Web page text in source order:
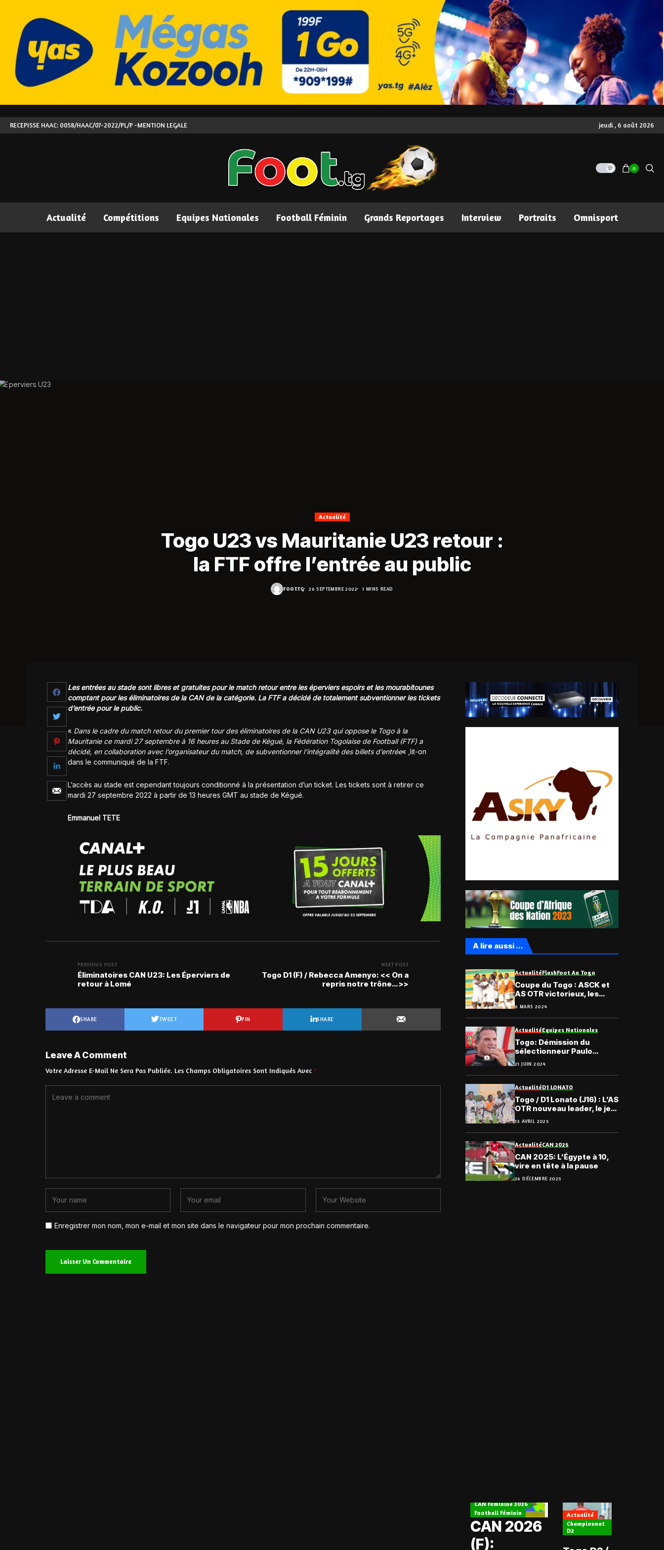
RECEPISSE HAAC: 0058/HAAC/07-2022/PL/P -MENTION LEGALE jeudi , 6 août 2026
0
Actualité Compétitions Equipes Nationales Football Féminin Grands Reportages Interview Portraits Omnisport
Actualité
Togo U23 vs Mauritanie U23 retour :
la FTF offre l’entrée au public
FOOT.TG 26 SEPTEMBRE 2022 1 MINS READ
Les entrées au stade sont libres et gratuites pour le match retour entre les éperviers espoirs et les mourabitounes
comptant pour les éliminatoires de la CAN de la catégorie. La FTF a décidé de totalement subventionner les tickets
d’entrée pour le public.
« Dans le cadre du match retour du premier tour des éliminatoires de la CAN U23 qui oppose le Togo à la
Mauritanie ce mardi 27 septembre à 16 heures au Stade de Kégué, la Fédération Togolaise de Football (FTF) a
décidé, en collaboration avec l’organisateur du match, de subventionner l’intégralité des billets d’entrée« ,lit-on
dans le communiqué de la FTF.
L’accès au stade est cependant toujours conditionné à la présentation d’un ticket. Les tickets sont à retirer ce
mardi 27 septembre 2022 à partir de 13 heures GMT au stade de Kégué.
Emmanuel TETE
PREVIOUS POST
Éliminatoires CAN U23: Les Éperviers de
retour à Lomé
NEXT POST
Togo D1 (F) / Rebecca Amenyo: << On a
repris notre trône… >>
SHARE TWEET PIN SHARE
Leave A Comment
Votre Adresse E-Mail Ne Sera Pas Publiée. Les Champs Obligatoires Sont Indiqués Avec *
Enregistrer mon nom, mon e-mail et mon site dans le navigateur pour mon prochain commentaire.
A lire aussi ...
ActualitéFlashFoot Au Togo
Coupe du Togo : ASCK et
AS OTR victorieux, les
résultats du jour
6 MARS 2024
ActualitéEquipes Nationales
Togo: Démission du
sélectionneur Paulo
Duarte
21 JUIN 2024
ActualitéD1 LONATO
Togo / D1 Lonato (J16) : L’AS
OTR nouveau leader, le jeu
de chaises musicales se
poursuit
13 AVRIL 2025
ActualitéCAN 2025
CAN 2025: L’Égypte à 10,
vire en tête à la pause
26 DÉCEMBRE 2025
CAN Féminine 2026
Football Féminin
CAN 2026
(F):
Actualité
Championnat
D2